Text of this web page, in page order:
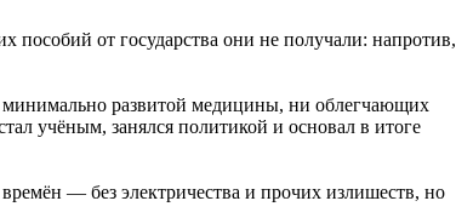
от государства они не получали: напротив,
минимально развитой медицины, ни облегчающих
учёным, занялся политикой и основал в итоге
— без электричества и прочих излишеств, но